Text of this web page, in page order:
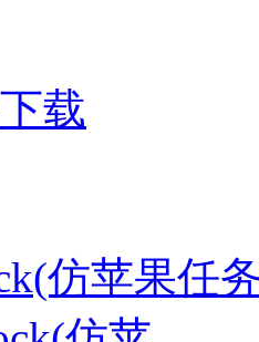
载
仿苹果任